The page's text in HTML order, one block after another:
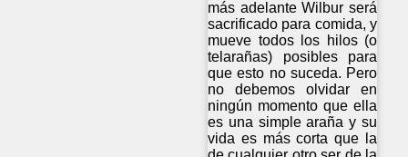
más adelante Wilbur será
sacrificado para comida, y
mueve todos los hilos (o
telarañas) posibles para
que esto no suceda. Pero
no debemos olvidar en
ningún momento que ella
es una simple araña y su
vida es más corta que la